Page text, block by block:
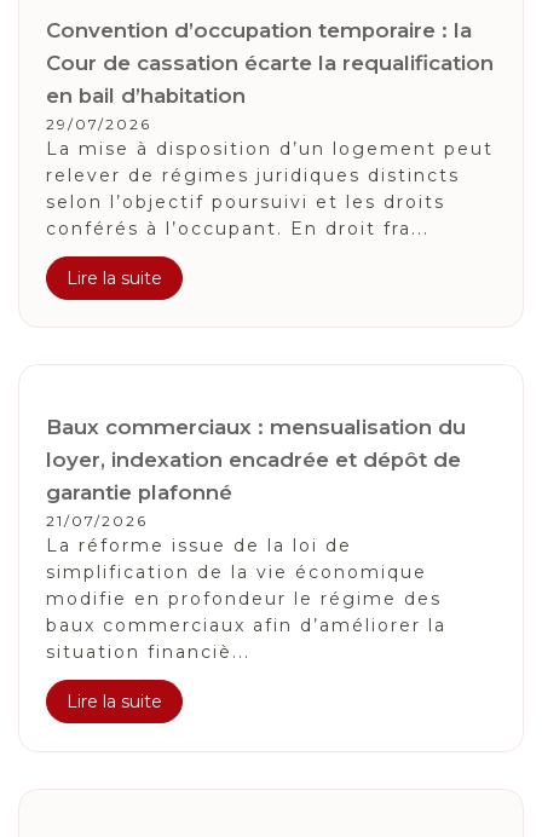
Convention d’occupation temporaire : la
Cour de cassation écarte la requalification
en bail d’habitation
29/07/2026
La mise à disposition d’un logement peut
relever de régimes juridiques distincts
selon l’objectif poursuivi et les droits
conférés à l’occupant. En droit fra...
Lire la suite
Baux commerciaux : mensualisation du
loyer, indexation encadrée et dépôt de
garantie plafonné
21/07/2026
La réforme issue de la loi de
simplification de la vie économique
modifie en profondeur le régime des
baux commerciaux afin d’améliorer la
situation financiè...
Lire la suite